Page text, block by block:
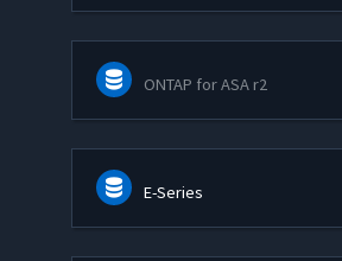
ONTAP for ASA r2
E-Series